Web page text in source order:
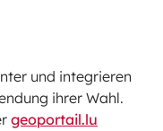
und integrieren
ihrer Wahl.
geoportail.lu